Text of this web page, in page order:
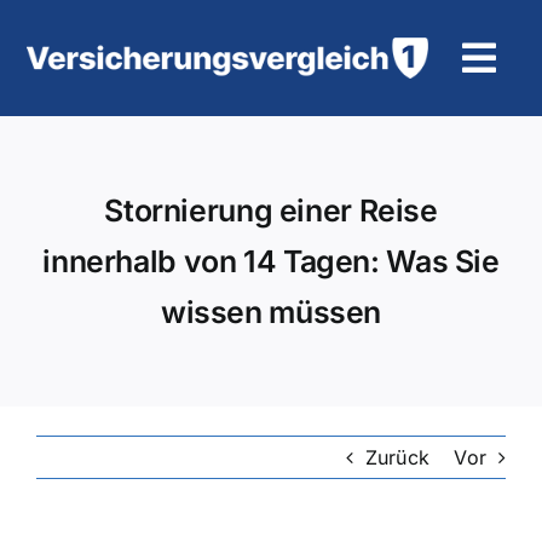
Inhalt
KFZ-Versicherung
Stornierung einer Reise
innerhalb von 14 Tagen: Was Sie
wissen müssen
Zurück Vor